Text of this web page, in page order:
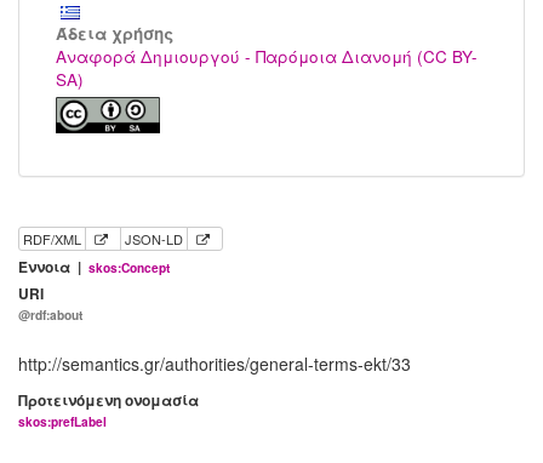
Άδεια χρήσης
Αναφορά Δημιουργού - Παρόμοια Διανομή (CC BY-
SA)
RDF/XML JSON-LD
Έννοια | skos:Concept
URI
@rdf:about
http://semantics.gr/authorities/general-terms-ekt/33
Προτεινόμενη ονομασία
skos:prefLabel